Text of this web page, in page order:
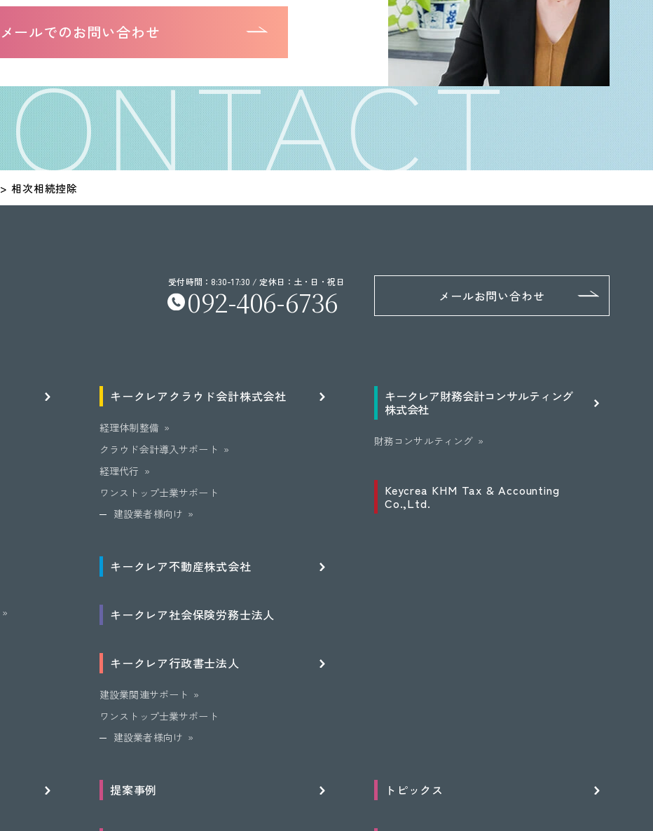
メールでのお問い合わせ
> 相次相続控除
受付時間：8:30-17:30 / 定休日：土・日・祝日
092-406-6736 メールお問い合わせ
キークレアクラウド会計株式会社
経理体制整備
クラウド会計導入サポート
経理代行
ワンストップ士業サポート
建設業者様向け
キークレア不動産株式会社
キークレア社会保険労務士法人
キークレア行政書士法人
建設業関連サポート
ワンストップ士業サポート
建設業者様向け
キークレア財務会計コンサルティング
株式会社
財務コンサルティング
Keycrea KHM Tax & Accounting
Co.,Ltd.
提案事例 トピックス